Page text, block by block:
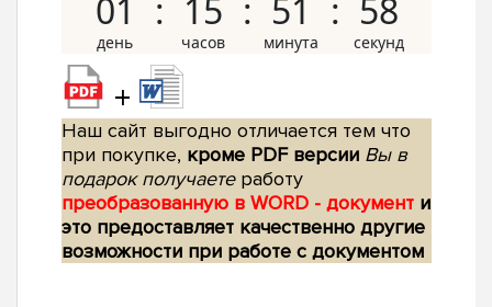
01 15 51 57
+
Наш сайт выгодно отличается тем что
при покупке, кроме PDF версии Вы в
подарок получаетеработу
преобразованную в WORD - документ и
это предоставляет качественно другие
возможности при работе с документом